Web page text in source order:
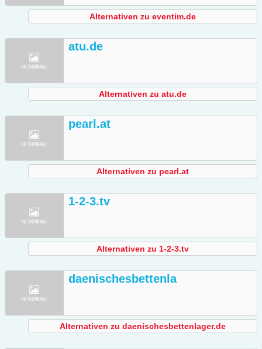
Alternativen zu eventim.de
atu.de
Alternativen zu atu.de
pearl.at
Alternativen zu pearl.at
1-2-3.tv
Alternativen zu 1-2-3.tv
daenischesbettenla
Alternativen zu daenischesbettenlager.de